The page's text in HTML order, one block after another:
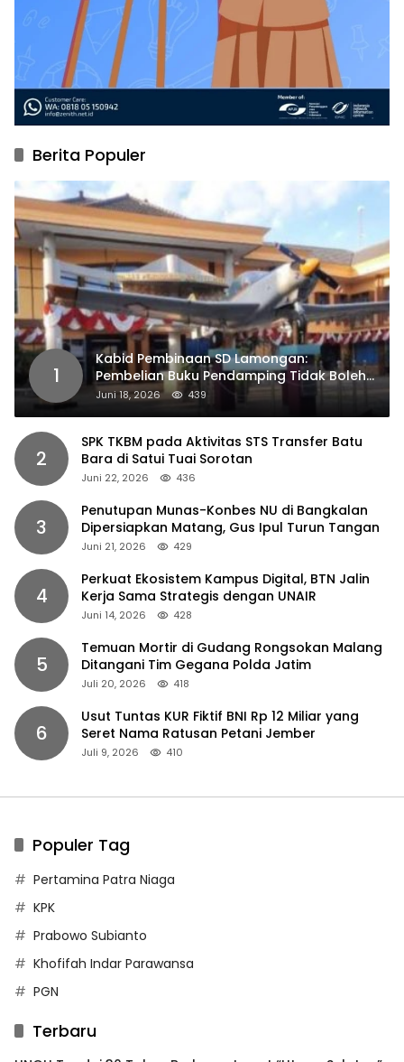
Berita Populer
1
Kabid Pembinaan SD Lamongan:
Pembelian Buku Pendamping Tidak Boleh
Dipaksakan
Juni 18, 2026 439
2
SPK TKBM pada Aktivitas STS Transfer Batu
Bara di Satui Tuai Sorotan
Juni 22, 2026 436
3
Penutupan Munas-Konbes NU di Bangkalan
Dipersiapkan Matang, Gus Ipul Turun Tangan
Juni 21, 2026 429
4
Perkuat Ekosistem Kampus Digital, BTN Jalin
Kerja Sama Strategis dengan UNAIR
Juni 14, 2026 428
5
Temuan Mortir di Gudang Rongsokan Malang
Ditangani Tim Gegana Polda Jatim
Juli 20, 2026 418
6
Usut Tuntas KUR Fiktif BNI Rp 12 Miliar yang
Seret Nama Ratusan Petani Jember
Juli 9, 2026 410
Populer Tag
Pertamina Patra Niaga
KPK
Prabowo Subianto
Khofifah Indar Parawansa
PGN
Terbaru